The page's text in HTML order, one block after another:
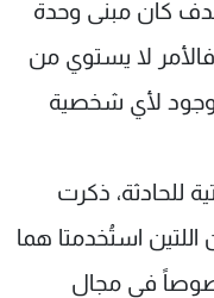
كان مبنى وحدة
لا يستوي من
وجود لأي شخصية
للحادثة، ذكرت
اللتين استُخدمتا هما
خصوصاً في مجال